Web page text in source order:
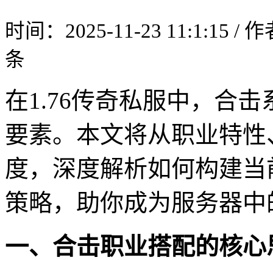
时间：2025-11-23 11:1:15 /
条
在1.76传奇私服中，合
要素。本文将从职业特
度，深度解析如何构建
策略，助你成为服务器
一、合击职业搭配的核心